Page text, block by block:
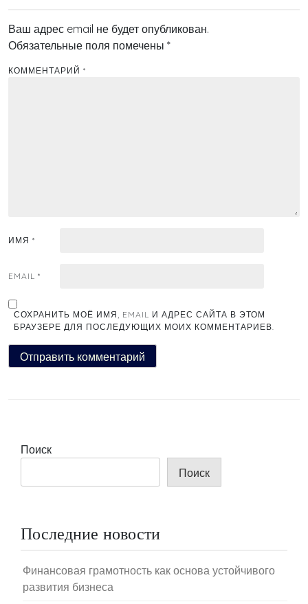
Ваш адрес email не будет опубликован.
Обязательные поля помечены *
КОММЕНТАРИЙ *
ИМЯ *
EMAIL *
СОХРАНИТЬ МОЁ ИМЯ, EMAIL И АДРЕС САЙТА В ЭТОМ
БРАУЗЕРЕ ДЛЯ ПОСЛЕДУЮЩИХ МОИХ КОММЕНТАРИЕВ.
Поиск
Поиск
Последние новости
Финансовая грамотность как основа устойчивого
развития бизнеса